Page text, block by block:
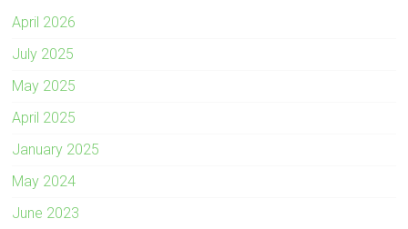
April 2026
July 2025
May 2025
April 2025
January 2025
May 2024
June 2023